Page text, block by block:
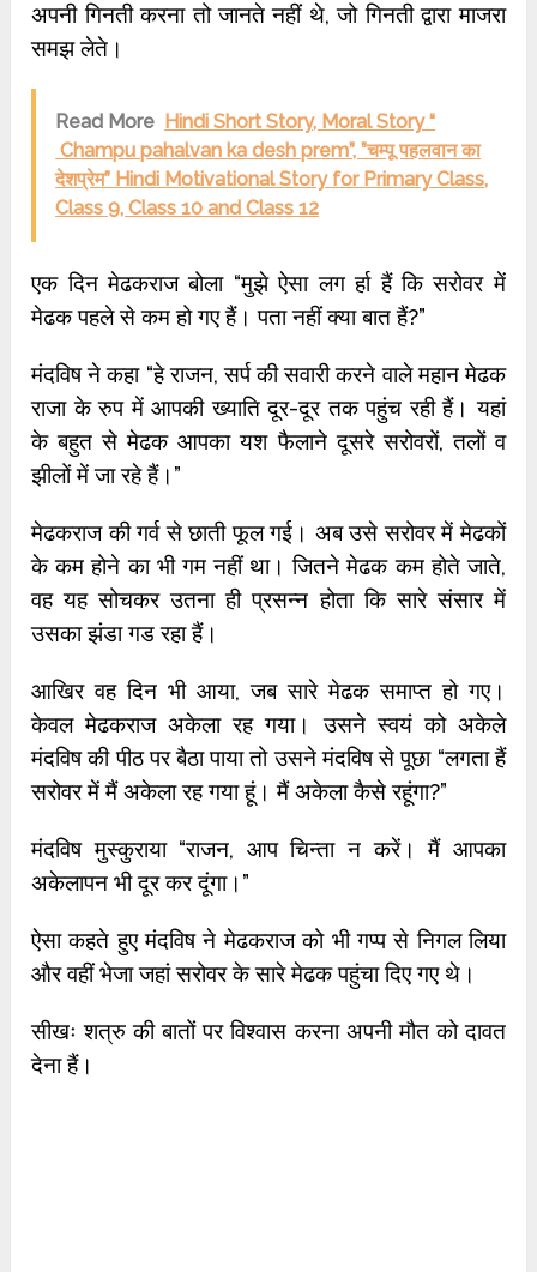
अपनी गिनती करना तो जानते नहीं थे, जो गिनती द्वारा माजरा
समझ लेते।
Read More Hindi Short Story, Moral Story “
Champu pahalvan ka desh prem”, ”चम्पू पहलवान का
देशप्रेम” Hindi Motivational Story for Primary Class,
Class 9, Class 10 and Class 12
एक दिन मेढकराज बोला “मुझे ऐसा लग र्हा हैं कि सरोवर में
मेढक पहले से कम हो गए हैं। पता नहीं क्या बात हैं?”
मंदविष ने कहा “हे राजन, सर्प की सवारी करने वाले महान मेढक
राजा के रुप में आपकी ख्याति दूर-दूर तक पहुंच रही हैं। यहां
के बहुत से मेढक आपका यश फैलाने दूसरे सरोवरों, तलों व
झीलों में जा रहे हैं।”
मेढकराज की गर्व से छाती फूल गई। अब उसे सरोवर में मेढकों
के कम होने का भी गम नहीं था। जितने मेढक कम होते जाते,
वह यह सोचकर उतना ही प्रसन्न होता कि सारे संसार में
उसका झंडा गड रहा हैं।
आखिर वह दिन भी आया, जब सारे मेढक समाप्त हो गए।
केवल मेढकराज अकेला रह गया। उसने स्वयं को अकेले
मंदविष की पीठ पर बैठा पाया तो उसने मंदविष से पूछा “लगता हैं
सरोवर में मैं अकेला रह गया हूं। मैं अकेला कैसे रहूंगा?”
मंदविष मुस्कुराया “राजन, आप चिन्ता न करें। मैं आपका
अकेलापन भी दूर कर दूंगा।”
ऐसा कहते हुए मंदविष ने मेढकराज को भी गप्प से निगल लिया
और वहीं भेजा जहां सरोवर के सारे मेढक पहुंचा दिए गए थे।
सीखः शत्रु की बातों पर विश्वास करना अपनी मौत को दावत
देना हैं।